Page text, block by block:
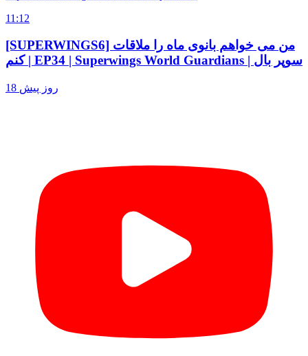
11:12
[SUPERWINGS6] من می خواهم بانوی ماه را ملاقات
کنم | EP34 | Superwings World Guardians | سوپر بال
18 روز پیش